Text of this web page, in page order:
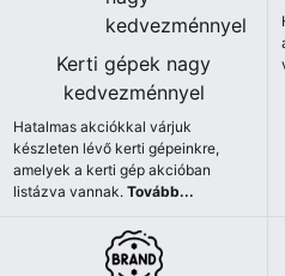
Kerti gépek nagy
kedvezménnyel
Hatalmas akciókkal várjuk
készleten lévő kerti gépeinkre,
amelyek a kerti gép akcióban
listázva vannak.Tovább...